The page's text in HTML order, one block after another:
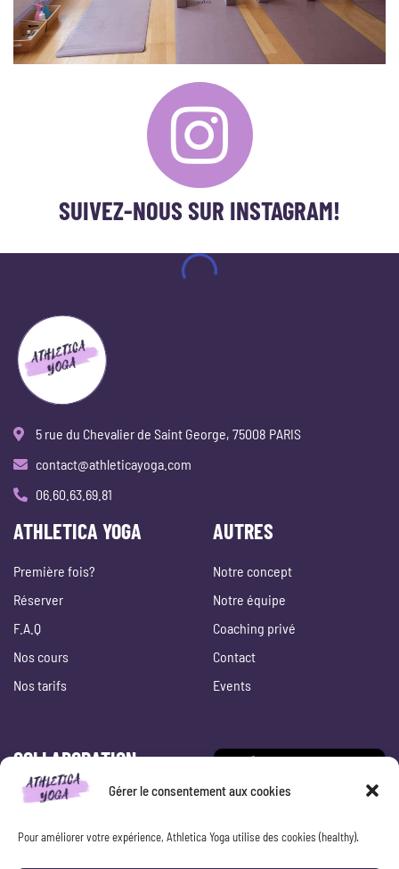
Gérer le consentement aux cookies
Pour améliorer votre expérience, Athletica Yoga utilise des cookies (healthy).
PACK DÉCOUVERTE
Première fois chez Athletica Yoga Paris ? Testez notre
SUIVEZ-NOUS SUR INSTAGRAM!
5 rue du Chevalier de Saint George, 75008 PARIS
contact@athleticayoga.com
06.60.63.69.81
ATHLETICA YOGA
Première fois?
Réserver
F.A.Q
Nos cours
Nos tarifs
AUTRES
Notre concept
Notre équipe
Coaching privé
Contact
Events
COLLABORATION
Entreprise & CE